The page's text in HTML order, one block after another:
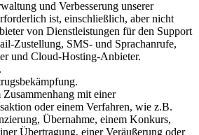
und Verbesserung unserer
ist, einschließlich, aber nicht
von Dienstleistungen für den Support
Zustellung, SMS- und Sprachanrufe,
und Cloud-Hosting-Anbieter.
mit einer
oder einem Verfahren, wie z.B.
Übernahme, einem Konkurs,
Übertragung, einer Veräußerung oder